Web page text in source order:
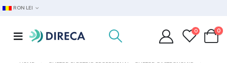
RON LEI
0 0